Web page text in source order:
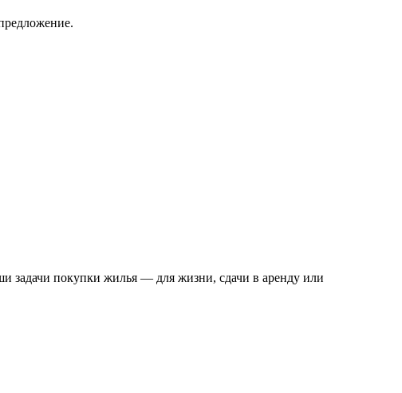
задачи покупки жилья — для жизни, сдачи в аренду или